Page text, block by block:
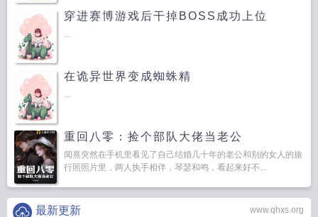
穿进赛博游戏后干掉BOSS成功上位
...
在诡异世界变成蜘蛛精
...
重回八零：捡个部队大佬当老公
闻熹突然在手机里看见了自己结婚几十年的老公和别的女人的旅
行照照片里，两人执手相伴，琴瑟和鸣，看起来好不...
www.qhxs.org
最新更新